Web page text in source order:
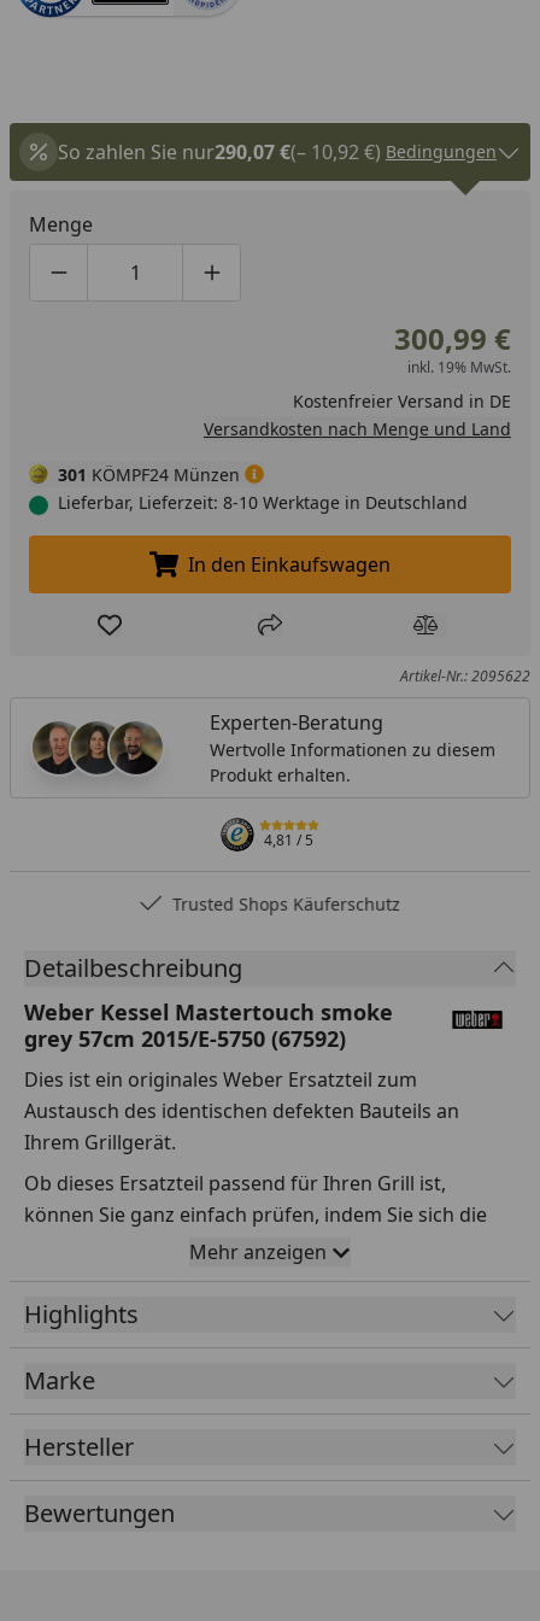
So zahlen Sie nur290,07 €(– 10,92 €) Bedingungen
Menge
Produktmenge um eins verringern
Produktmenge manuell eingeben
Produktmenge um eins erhöhen
300,99 €
inkl. 19% MwSt.
Kostenfreier Versand in DE
Versandkosten nach Menge und Land
301 KÖMPF24 Münzen
Lieferbar, Lieferzeit: 8-10 Werktage in Deutschland
In den Einkaufswagen legen
In den Einkaufswagen
Produkt zur Wunschliste hinzufügen
Teilen Produkt
Artikel-Nr.: 2095622
Experten-Beratung
Wertvolle Informationen zu diesem
Produkt erhalten.
4,81/ 5
Trusted Shops Käuferschutz
Detailbeschreibung
Weber Kessel Mastertouch smoke
grey 57cm 2015/E-5750 (67592)
Dies ist ein originales Weber Ersatzteil zum
Austausch des identischen defekten Bauteils an
Ihrem Grillgerät.
Ob dieses Ersatzteil passend für Ihren Grill ist,
können Sie ganz einfach prüfen, indem Sie sich die
Explosionszeichnung Ihres Grills anschauen und dort
das betreffende Teil heraussuchen.
Über die Seriennummer Ihres Grillgeräts kommen Sie
ganz einfach zur passenden Explosionszeichnung.
Geben Sie dafür die Seriennummer
Sollte Ihnen nicht bekannt sein, wo Sie die
Seriennummer finden, klicken Sie bitteHIER.
Mehr anzeigen
Highlights
Marke
Hersteller
Bewertungen